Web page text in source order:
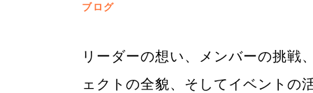
ブログ
リーダーの想い、メンバーの挑戦
ェクトの全貌、そしてイベントの